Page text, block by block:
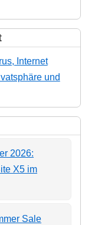
Internet
und
2026:
X5 im
Sale